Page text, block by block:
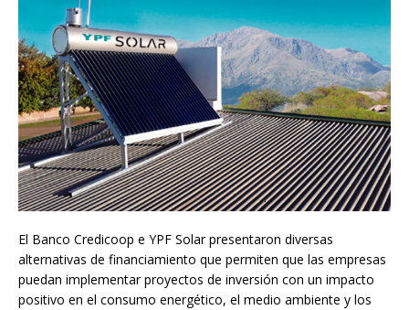
El Banco Credicoop e YPF Solar presentaron diversas
alternativas de financiamiento que permiten que las empresas
puedan implementar proyectos de inversión con un impacto
positivo en el consumo energético, el medio ambiente y los